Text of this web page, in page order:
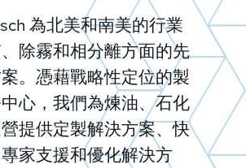
為北美和南美的行業
除霧和相分離方面的先
。憑藉戰略性定位的製
心，我們為煉油、石化
提供定製解決方案、快
家支援和優化解決方